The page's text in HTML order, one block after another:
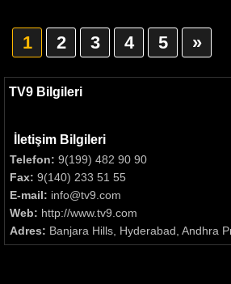
1 2 3 4 5 »
TV9 Bilgileri
İletişim Bilgileri
Telefon: 9(199) 482 90 90
Fax: 9(140) 233 51 55
E-mail: info@tv9.com
Web: http://www.tv9.com
Adres: Banjara Hills, Hyderabad, Andhra